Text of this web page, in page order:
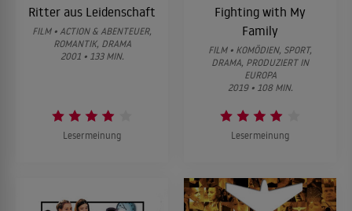
Ritter aus Leidenschaft
FILM • ACTION & ABENTEUER,
ROMANTIK, DRAMA
2001 • 133 MIN.
Lesermeinung
Fighting with My
Family
FILM • KOMÖDIEN, SPORT,
DRAMA, PRODUZIERT IN
EUROPA
2019 • 108 MIN.
Lesermeinung